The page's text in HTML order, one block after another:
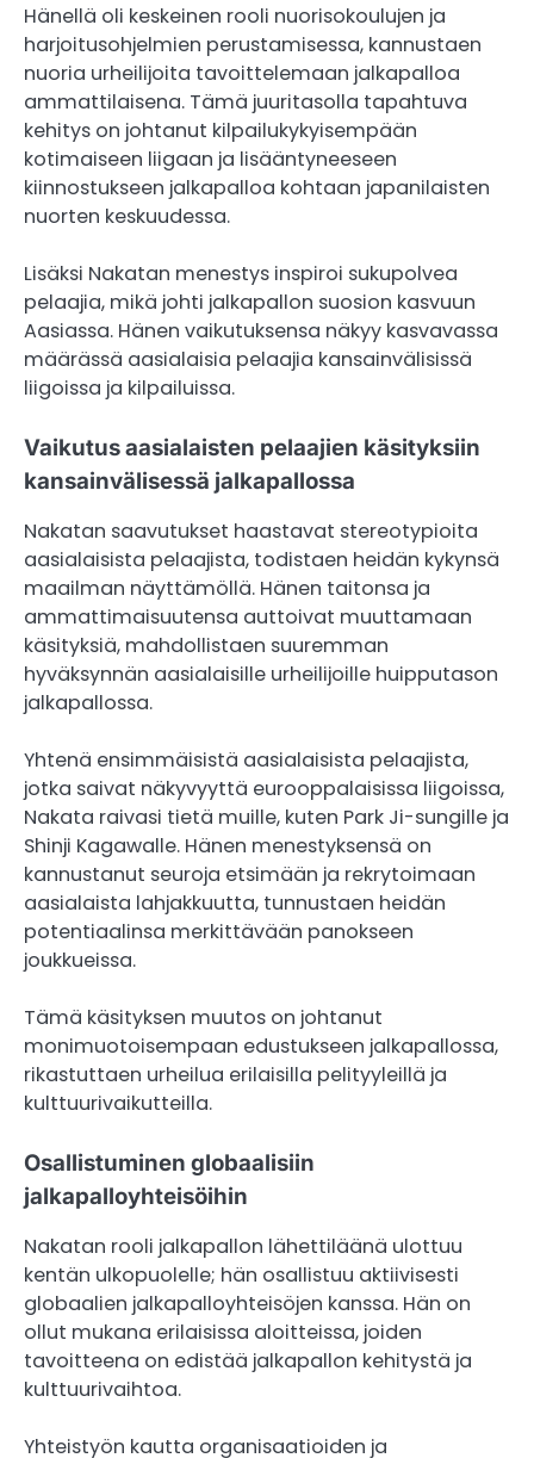
Hänellä oli keskeinen rooli nuorisokoulujen ja
harjoitusohjelmien perustamisessa, kannustaen
nuoria urheilijoita tavoittelemaan jalkapalloa
ammattilaisena. Tämä juuritasolla tapahtuva
kehitys on johtanut kilpailukykyisempään
kotimaiseen liigaan ja lisääntyneeseen
kiinnostukseen jalkapalloa kohtaan japanilaisten
nuorten keskuudessa.
Lisäksi Nakatan menestys inspiroi sukupolvea
pelaajia, mikä johti jalkapallon suosion kasvuun
Aasiassa. Hänen vaikutuksensa näkyy kasvavassa
määrässä aasialaisia pelaajia kansainvälisissä
liigoissa ja kilpailuissa.
Vaikutus aasialaisten pelaajien käsityksiin
kansainvälisessä jalkapallossa
Nakatan saavutukset haastavat stereotypioita
aasialaisista pelaajista, todistaen heidän kykynsä
maailman näyttämöllä. Hänen taitonsa ja
ammattimaisuutensa auttoivat muuttamaan
käsityksiä, mahdollistaen suuremman
hyväksynnän aasialaisille urheilijoille huipputason
jalkapallossa.
Yhtenä ensimmäisistä aasialaisista pelaajista,
jotka saivat näkyvyyttä eurooppalaisissa liigoissa,
Nakata raivasi tietä muille, kuten Park Ji-sungille ja
Shinji Kagawalle. Hänen menestyksensä on
kannustanut seuroja etsimään ja rekrytoimaan
aasialaista lahjakkuutta, tunnustaen heidän
potentiaalinsa merkittävään panokseen
joukkueissa.
Tämä käsityksen muutos on johtanut
monimuotoisempaan edustukseen jalkapallossa,
rikastuttaen urheilua erilaisilla pelityyleillä ja
kulttuurivaikutteilla.
Osallistuminen globaalisiin
jalkapalloyhteisöihin
Nakatan rooli jalkapallon lähettiläänä ulottuu
kentän ulkopuolelle; hän osallistuu aktiivisesti
globaalien jalkapalloyhteisöjen kanssa. Hän on
ollut mukana erilaisissa aloitteissa, joiden
tavoitteena on edistää jalkapallon kehitystä ja
kulttuurivaihtoa.
Yhteistyön kautta organisaatioiden ja